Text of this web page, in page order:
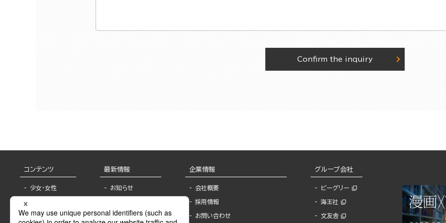
Confirm the inquiry
コンテンツ
少女・女性
BL
最新情報
お知らせ
報
企業情報
会社概要
採用情報
お問い合わせ
グループ会社
ビーグリー
海王社
文友舎